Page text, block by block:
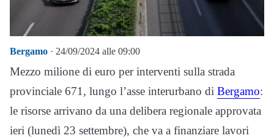
Bergamo · 24/09/2024 alle 09:00
Mezzo milione di euro per interventi sulla strada
provinciale 671, lungo l’asse interurbano di Bergamo:
le risorse arrivano da una delibera regionale approvata
ieri (lunedì 23 settembre), che va a finanziare lavori